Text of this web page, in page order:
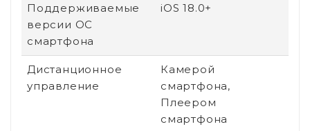
Поддерживаемые
версии ОС
смартфона
iOS 18.0+
Дистанционное
управление
Камерой
смартфона,
Плеером
смартфона